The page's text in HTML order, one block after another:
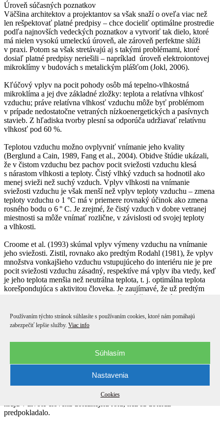
Používaním týchto stránok súhlasíte s používaním cookies, ktoré nám pomáhajú
zabezpečiť lepšie služby. Viac info
Súhlasím
Nastavenia
Cookies
Úroveň súčasných poznatkov
Väčšina architektov a projektantov sa však snaží o oveľa viac než
len rešpektovať platné predpisy – chce docieliť optimálne prostredie
podľa najnovších vedeckých poznatkov a vytvoriť tak dielo, ktoré
má nielen vysokú umeleckú úroveň, ale zároveň perfektne slúži
v praxi. Potom sa však stretávajú aj s takými problémami, ktoré
dosiaľ platné predpisy neriešili – napríklad úroveň elektroiontovej
mikroklímy v budovách s metalickým plášťom (Jokl, 2006).
Kľúčový vplyv na pocit pohody osôb má tepelno-vlhkostná
mikroklíma a jej dve základné zložky: teplota a relatívna vlhkosť
vzduchu; práve relatívna vlhkosť vzduchu môže byť problémom
v prípade nedostatočne vetraných nízkoenergetických a pasívnych
stavieb. Z hľadiska tvorby plesní sa odporúča udržiavať relatívnu
vlhkosť pod 60 %.
Teplotou vzduchu možno ovplyvniť vnímanie jeho kvality
(Berglund a Cain, 1989, Fang et al., 2004). Obidve štúdie ukázali,
že v čistom vzduchu bez pachov pocit sviežosti vzduchu klesá
s nárastom vlhkosti a teploty. Čistý vlhký vzduch sa hodnotil ako
menej svieži než suchý vzduch. Vplyv vlhkosti na vnímanie
sviežosti vzduchu je však menší než vplyv teploty vzduchu – zmena
teploty vzduchu o 1 °C má v priemere rovnaký účinok ako zmena
rosného bodu o 6 ° C. Je zrejmé, že čistý vzduch v dobre vetranej
miestnosti sa môže vnímať rozlične, v závislosti od svojej teploty
a vlhkosti.
Croome et al. (1993) skúmal vplyv výmeny vzduchu na vnímanie
jeho sviežosti. Zistil, rovnako ako predtým Rodahl (1981), že vplyv
množstva vonkajšieho vzduchu vstupujúceho do interiéru nie je pre
pocit sviežosti vzduchu zásadný, respektíve má vplyv iba vtedy, keď
je jeho teplota menšia než neutrálna teplota, t. j. optimálna teplota
korešpondujúca s aktivitou človeka. Je zaujímavé, že už predtým
Bedford (1948) poukazoval na skutočnosť, že chladný vzduch
miestnosti za ťažký. Aj rýchlosť vzduchu mala pozitívny vplyv na
pocit sviežosti vzduchu – vzduch privádzaný oknami (s vyššou
(s nižšou rýchlosťou) pri tej istej teplote.
sa táto problematika opäť dostáva do popredia, aj keď už aj predtým
boli známe výsledky práce o Proutovom fenoméne (Herz, 2000),
ktorá zapôsobila rovnakým spôsobom. Z prác je zrejmé, že pachy
predpokladalo.